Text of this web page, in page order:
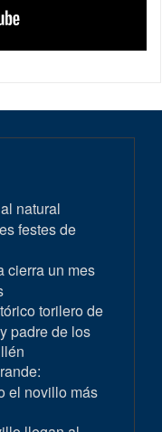
natural
festes de
cierra un mes
torilero de
padre de los
el novillo más